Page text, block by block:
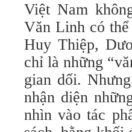
Việt Nam
Văn Linh có thể
Huy Thiệp,
chỉ là những
gian dối.
nhận diện
nhìn vào tác